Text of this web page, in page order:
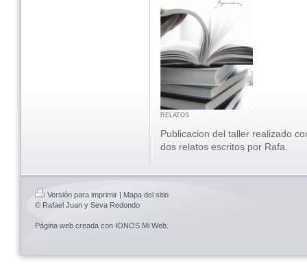
RELATOS
Publicacion del taller realizado
dos relatos escritos por Rafa.
Versión para imprimir | Mapa del sitio
© Rafael Juan y Seva Redondo
Página web creada con IONOS Mi Web